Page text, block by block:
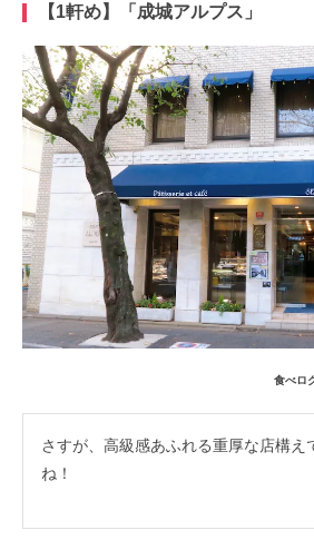
【1軒め】「成城アルプス」
食べロ
さすが、高級感あふれる重厚な店構え
ね！